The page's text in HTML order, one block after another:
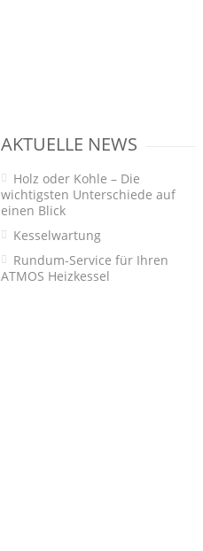
AKTUELLE NEWS
Holz oder Kohle – Die
wichtigsten Unterschiede auf
einen Blick
Kesselwartung
Rundum-Service für Ihren
ATMOS Heizkessel